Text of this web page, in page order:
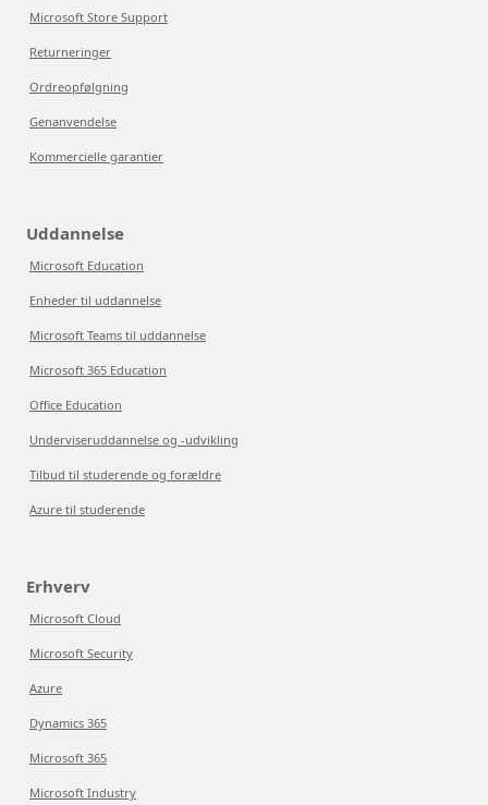
Microsoft Store Support
Returneringer
Ordreopfølgning
Genanvendelse
Kommercielle garantier
Uddannelse
Microsoft Education
Enheder til uddannelse
Microsoft Teams til uddannelse
Microsoft 365 Education
Office Education
Underviseruddannelse og -udvikling
Tilbud til studerende og forældre
Azure til studerende
Erhverv
Microsoft Cloud
Microsoft Security
Azure
Dynamics 365
Microsoft 365
Microsoft Industry